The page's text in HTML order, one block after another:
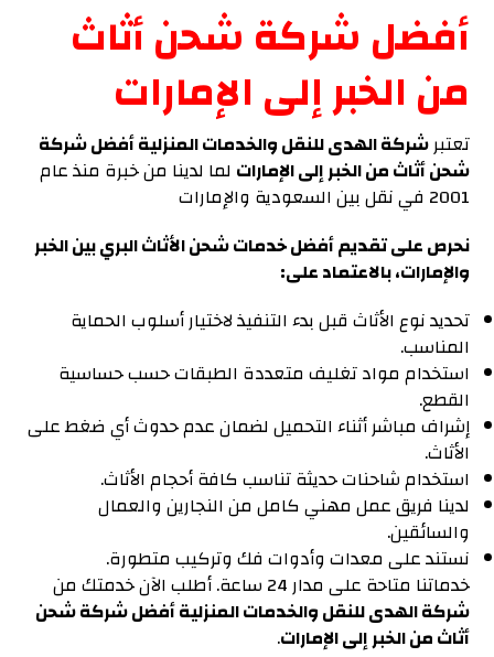
أفضل شركة شحن أثاث
من الخبر إلى الإمارات
تعتبرشركة الهدى للنقل والخدمات المنزلية أفضل شركة
شحن أثاث من الخبر إلى الإمارات لما لدينا من خبرة منذ عام
2001 في نقل بين السعودية والإمارات
نحرص على تقديم أفضل خدمات شحن الأثاث البري بين الخبر
والإمارات، بالاعتماد على:
تحديد نوع الأثاث قبل بدء التنفيذ لاختيار أسلوب الحماية
المناسب.
استخدام مواد تغليف متعددة الطبقات حسب حساسية
القطع.
إشراف مباشر أثناء التحميل لضمان عدم حدوث أي ضغط على
الأثاث.
استخدام شاحنات حديثة تناسب كافة أحجام الأثاث.
لدينا فريق عمل مهني كامل من النجارين والعمال
والسائقين.
نستند على معدات وأدوات فك وتركيب متطورة.
خدماتنا متاحة على مدار 24 ساعة. أطلب الآن خدمتك من
شركة الهدى للنقل والخدمات المنزلية أفضل شركة شحن
أثاث من الخبر إلى الإمارات.